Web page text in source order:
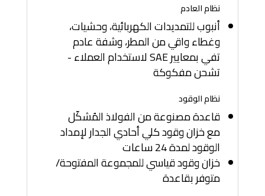
نظام العادم
أنبوب للتمديدات الكهربائية، وحشيات،
وغطاء واقي من المطر، وشفة عادم
تفي بمعايير SAE لاستخدام العملاء -
تشحن مفكوكة
نظام الوقود
قاعدة مصنوعة من الفولاذ المُشكّل
مع خزان وقود كلي أحادي الجدار لإمداد
الوقود لمدة 24 ساعات
خزان وقود قياسي للمجموعة المفتوحة/
متوفر بقاعدة